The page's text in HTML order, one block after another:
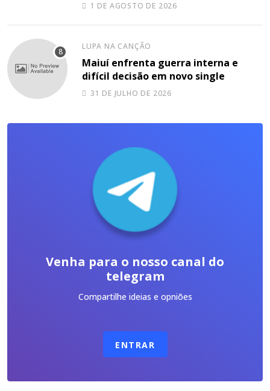
1 DE AGOSTO DE 2026
LUPA NA CANÇÃO
Maiuí enfrenta guerra interna e
difícil decisão em novo single
31 DE JULHO DE 2026
Venha para o nosso canal do
telegram
Compartilhe ideias e opniões
ENTRAR